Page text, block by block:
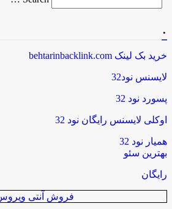
for
خرید بک لینک behtarinbacklink.com
لایسنس نود32
پسورد نود 32
اوکلی لایسنس رایگان نود 32
همیار نود 32
بهترین سئو
رایگان
فروش آنتی ویروس